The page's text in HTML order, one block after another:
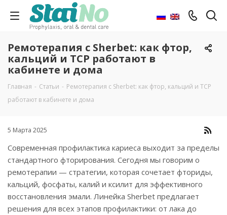
Ремотерапия с Sherbet: как фтор,
кальций и TCP работают в
кабинете и дома
Главная - Статьи - Ремотерапия с Sherbet: как фтор, кальций и TCP
работают в кабинете и дома
5 Марта 2025
Современная профилактика кариеса выходит за пределы
стандартного фторирования. Сегодня мы говорим о
ремотерапии — стратегии, которая сочетает фториды,
кальций, фосфаты, калий и ксилит для эффективного
восстановления эмали. Линейка Sherbet предлагает
решения для всех этапов профилактики: от лака до